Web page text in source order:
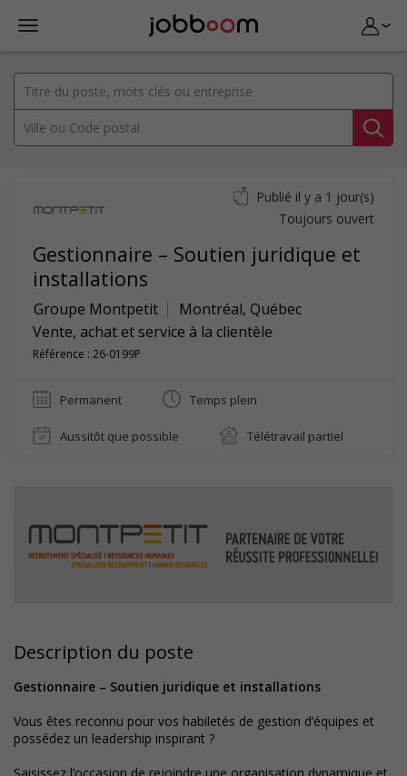
Gestionnaire – Soutien juridique et
installations
Groupe Montpetit Montréal, Québec
Vente, achat et service à la clientèle
Référence : 26-0199P
Publié il y a 1 jour(s)
Toujours ouvert
Permanent Temps plein
Aussitôt que possible Télétravail partiel
Description du poste
Gestionnaire – Soutien juridique et installations
Vous êtes reconnu pour vos habiletés de gestion d’équipes et
possédez un leadership inspirant ?
Saisissez l’occasion de rejoindre une organisation dynamique et